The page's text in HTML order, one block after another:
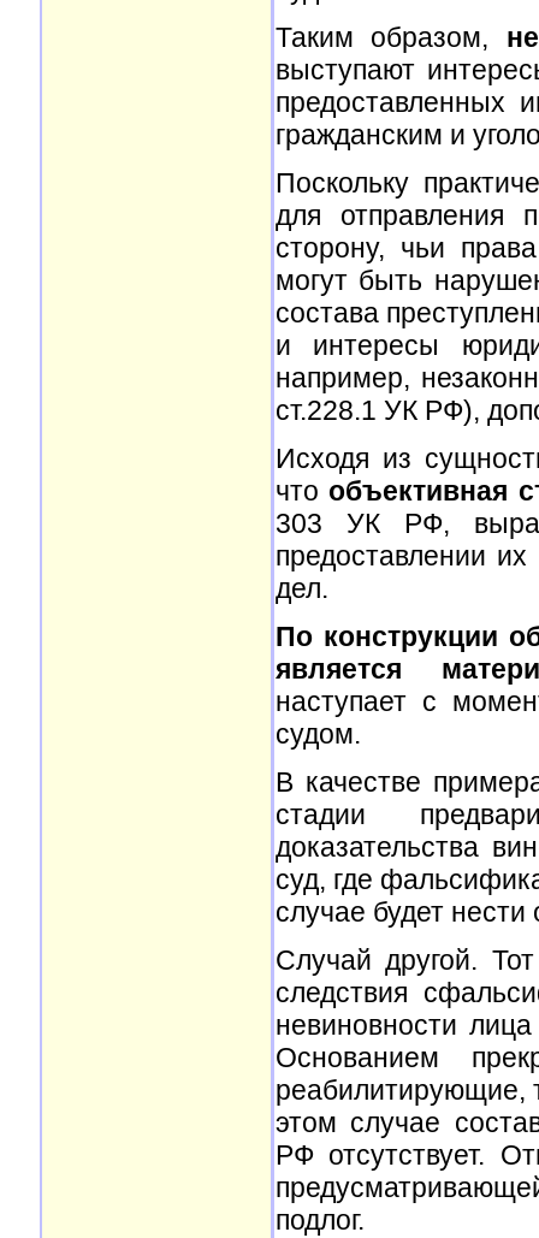
Таким образом,
выступают
предоставленных
гражданским и
Поскольку
для отправления
сторону, чьи
могут быть
состава
и интересы
например,
ст.228.1 УК РФ),
Исходя из
что объективная
303 УК РФ,
предоставлении
дел.
По конструкции
является
наступает с
судом.
В качестве
стадии
доказательства
суд, где
случае будет
Случай другой.
следствия
невиновности
Основанием
реабилитирующие,
этом случае
РФ отсутствует.
подлог.